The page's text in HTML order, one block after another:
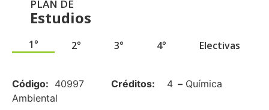
PLAN DE
Estudios
1° 2° 3° 4° Electivas
Código: 40997 Créditos: 4 – Química
Ambiental